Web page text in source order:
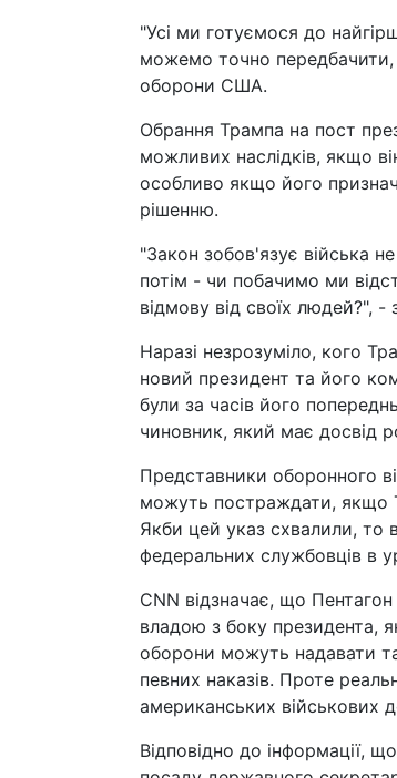
"Усі ми готуємося до
можемо точно передбачити,
оборони США.
Обрання Трампа на пост
можливих наслідків, якщо
особливо якщо його
рішенню.
"Закон зобов'язує війська
потім - чи побачимо ми
відмову від своїх людей?",
Наразі незрозуміло, кого
новий президент та його
були за часів його
чиновник, який має досвід
Представники оборонного
можуть постраждати, якщо
Якби цей указ схвалили, то
федеральних службовців в
CNN відзначає, що
владою з боку президента,
оборони можуть надавати
певних наказів. Проте
американських військових
Відповідно до інформації,